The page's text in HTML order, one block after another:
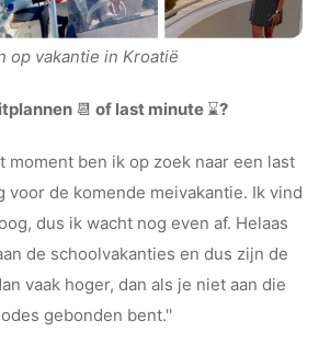
op vakantie in Kroatië
📆 of last minute⌛?
moment ben ik op zoek naar een last
voor de komende meivakantie. Ik vind
dus ik wacht nog even af. Helaas
de schoolvakanties en dus zijn de
vaak hoger, dan als je niet aan die
gebonden bent.''